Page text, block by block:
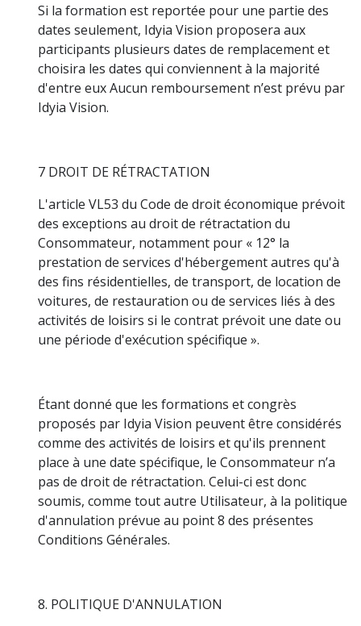
Si la formation est reportée pour une partie des
dates seulement, Idyia Vision proposera aux
participants plusieurs dates de remplacement et
choisira les dates qui conviennent à la majorité
d'entre eux Aucun remboursement n’est prévu par
Idyia Vision.
7 DROIT DE RÉTRACTATION
L'article VL53 du Code de droit économique prévoit
des exceptions au droit de rétractation du
Consommateur, notamment pour « 12° la
prestation de services d'hébergement autres qu'à
des fins résidentielles, de transport, de location de
voitures, de restauration ou de services liés à des
activités de loisirs si le contrat prévoit une date ou
une période d'exécution spécifique ».
Étant donné que les formations et congrès
proposés par Idyia Vision peuvent être considérés
comme des activités de loisirs et qu'ils prennent
place à une date spécifique, le Consommateur n’a
pas de droit de rétractation. Celui-ci est donc
soumis, comme tout autre Utilisateur, à la politique
d'annulation prévue au point 8 des présentes
Conditions Générales.
8. POLITIQUE D'ANNULATION